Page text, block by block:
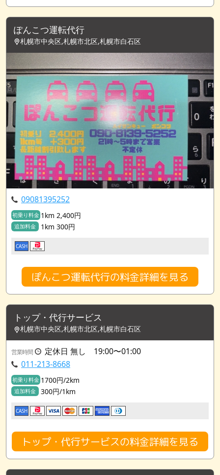
ぽんこつ運転代行
札幌市中央区,札幌市北区,札幌市白石区
09081395252
初乗り料金 1km 2,400円
追加料金 1km 300円
CASH
ぽんこつ運転代行の料金詳細を見る
トップ・代行サービス
札幌市中央区,札幌市北区,札幌市白石区
営業時間
定休日 無し 19:00〜01:00
011-213-8668
初乗り料金 1700円/2km
追加料金 300円/1km
CASH
トップ・代行サービスの料金詳細を見る